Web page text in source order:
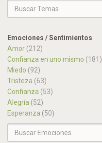
Emociones / Sentimientos
Amor (212)
Confianza en uno mismo (181)
Miedo (92)
Tristeza (63)
Confianza (53)
Alegría (52)
Esperanza (50)